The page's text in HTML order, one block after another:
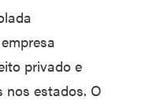
privado e
nos estados. O